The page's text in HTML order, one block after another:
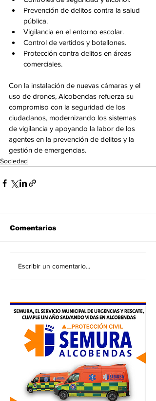
Prevención de delitos contra la salud
pública.
Vigilancia en el entorno escolar.
Control de vertidos y botellones.
Protección contra delitos en áreas
comerciales.
Con la instalación de nuevas cámaras y el
uso de drones, Alcobendas refuerza su
compromiso con la seguridad de los
ciudadanos, modernizando los sistemas
de vigilancia y apoyando la labor de los
agentes en la prevención de delitos y la
gestión de emergencias.
Sociedad
Comentarios
Escribir un comentario...